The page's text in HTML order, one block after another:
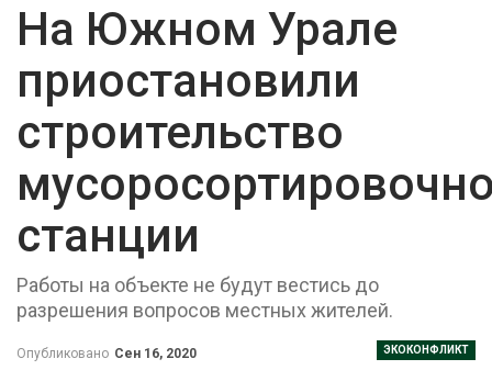
На Южном Урале
приостановили
строительство
станции
Работы на объекте не будут вестись до
разрешения вопросов местных жителей.
ЭКОКОНФЛИКТ
Опубликовано Сен 16, 2020